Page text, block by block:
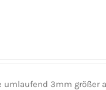
umlaufend 3mm größer